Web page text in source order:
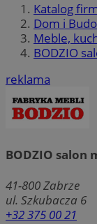
Katalog
Dom i
Meble,
BODZIO
reklama
BODZIO salon
41-800Zabrze
ul. Szkubacza 6
+32 375 00 21